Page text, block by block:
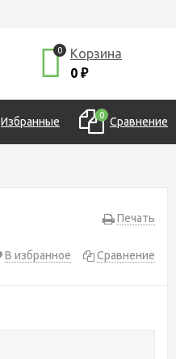
0
Корзина
0 ₽
Избранные 0 Сравнение
Печать
В избранное Сравнение